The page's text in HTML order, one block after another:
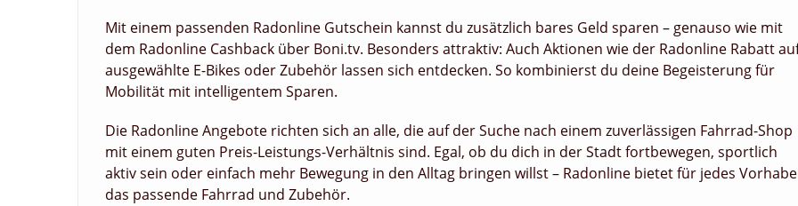
Mit einem passenden Radonline Gutschein kannst du zusätzlich bares Geld sparen – genauso wie mit
dem Radonline Cashback über Boni.tv. Besonders attraktiv: Auch Aktionen wie der Radonline Rabatt
ausgewählte E-Bikes oder Zubehör lassen sich entdecken. So kombinierst du deine Begeisterung für
Mobilität mit intelligentem Sparen.
Die Radonline Angebote richten sich an alle, die auf der Suche nach einem zuverlässigen Fahrrad-Shop
mit einem guten Preis-Leistungs-Verhältnis sind. Egal, ob du dich in der Stadt fortbewegen, sportlich
aktiv sein oder einfach mehr Bewegung in den Alltag bringen willst – Radonline bietet für jedes
das passende Fahrrad und Zubehör.